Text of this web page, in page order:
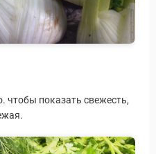
чтобы показать свежесть,